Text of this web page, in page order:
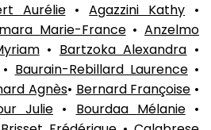
Aurélie•Agazzini Kathy •
Marie-France•Anzelmo
• Bartzoka Alexandra •
• Baurain-Rebillard Laurence•
Agnès• Bernard Françoise •
Julie • Bourdaa Mélanie•